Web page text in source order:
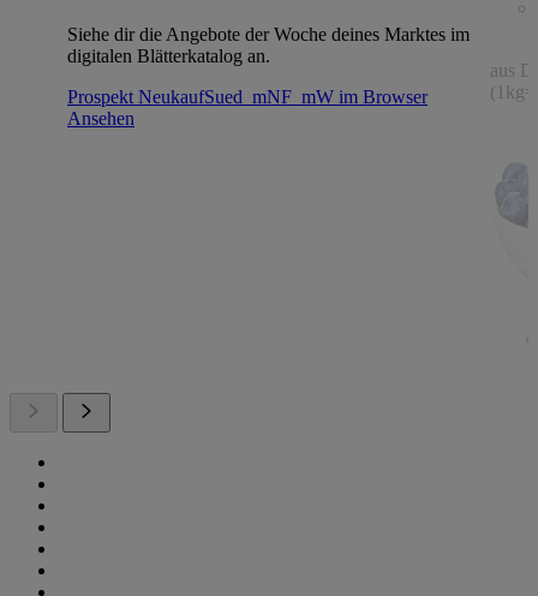
Siehe dir die Angebote der Woche deines Marktes im
digitalen Blätterkatalog an.
Prospekt NeukaufSued_mNF_mW im Browser
Ansehen
aus